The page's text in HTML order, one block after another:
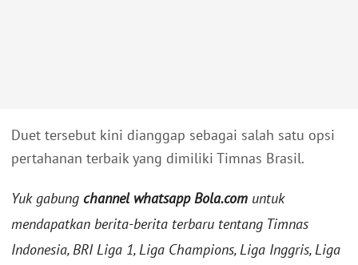
Duet tersebut kini dianggap sebagai salah satu opsi
pertahanan terbaik yang dimiliki Timnas Brasil.
Yuk gabung channel whatsapp Bola.com untuk
mendapatkan berita-berita terbaru tentang Timnas
Indonesia, BRI Liga 1, Liga Champions, Liga Inggris, Liga